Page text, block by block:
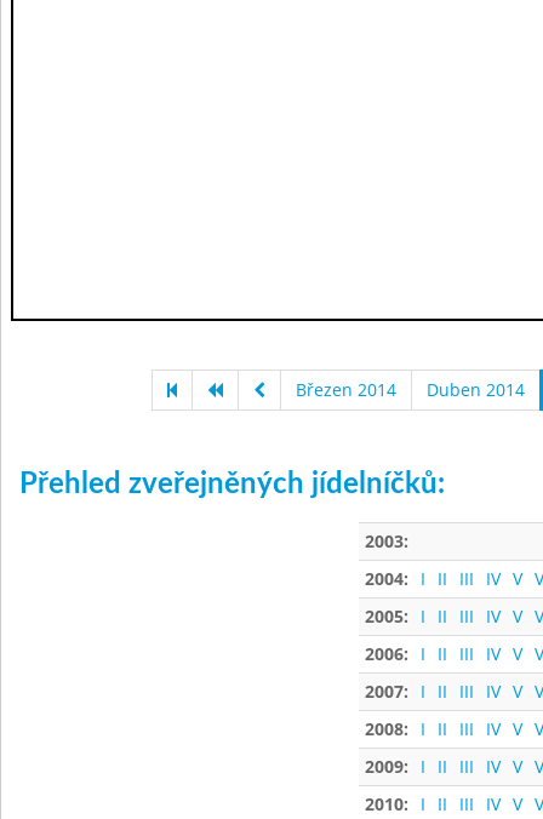
Březen 2014 Duben 2014
Přehled zveřejněných jídelníčků:
2003:
2004:
I II III IV V
2005:
I II III IV V
2006:
I II III IV V
2007:
I II III IV V
2008:
I II III IV V
2009:
I II III IV V
2010:
I II III IV V